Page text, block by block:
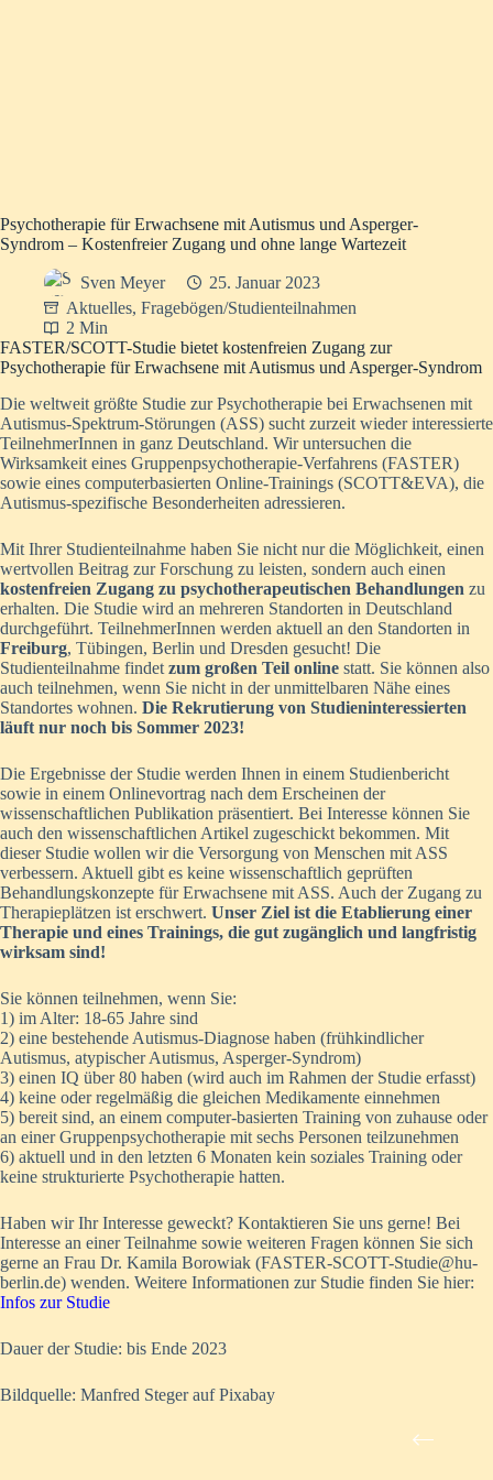
Psychotherapie für Erwachsene mit Autismus und Asperger-
Syndrom – Kostenfreier Zugang und ohne lange Wartezeit
Sven Meyer
25. Januar 2023
Aktuelles, Fragebögen/Studienteilnahmen
2 Min
FASTER/SCOTT-Studie bietet kostenfreien Zugang zur
Psychotherapie für Erwachsene mit Autismus und Asperger-Syndrom
Die weltweit größte Studie zur Psychotherapie bei Erwachsenen mit
Autismus-Spektrum-Störungen (ASS) sucht zurzeit wieder interessierte
TeilnehmerInnen in ganz Deutschland. Wir untersuchen die
Wirksamkeit eines Gruppenpsychotherapie-Verfahrens (FASTER)
sowie eines computerbasierten Online-Trainings (SCOTT&EVA), die
Autismus-spezifische Besonderheiten adressieren.
Mit Ihrer Studienteilnahme haben Sie nicht nur die Möglichkeit, einen
wertvollen Beitrag zur Forschung zu leisten, sondern auch einen
kostenfreien Zugang zu psychotherapeutischen Behandlungen zu
erhalten. Die Studie wird an mehreren Standorten in Deutschland
durchgeführt. TeilnehmerInnen werden aktuell an den Standorten in
Freiburg, Tübingen, Berlin und Dresden gesucht! Die
Studienteilnahme findet zum großen Teil online statt. Sie können also
auch teilnehmen, wenn Sie nicht in der unmittelbaren Nähe eines
Standortes wohnen. Die Rekrutierung von Studieninteressierten
läuft nur noch bis Sommer 2023!
Die Ergebnisse der Studie werden Ihnen in einem Studienbericht
sowie in einem Onlinevortrag nach dem Erscheinen der
wissenschaftlichen Publikation präsentiert. Bei Interesse können Sie
auch den wissenschaftlichen Artikel zugeschickt bekommen. Mit
dieser Studie wollen wir die Versorgung von Menschen mit ASS
verbessern. Aktuell gibt es keine wissenschaftlich geprüften
Behandlungskonzepte für Erwachsene mit ASS. Auch der Zugang zu
Therapieplätzen ist erschwert. Unser Ziel ist die Etablierung einer
Therapie und eines Trainings, die gut zugänglich und langfristig
wirksam sind!
Sie können teilnehmen, wenn Sie:
1) im Alter: 18-65 Jahre sind
2) eine bestehende Autismus-Diagnose haben (frühkindlicher
Autismus, atypischer Autismus, Asperger-Syndrom)
3) einen IQ über 80 haben (wird auch im Rahmen der Studie erfasst)
4) keine oder regelmäßig die gleichen Medikamente einnehmen
5) bereit sind, an einem computer-basierten Training von zuhause oder
an einer Gruppenpsychotherapie mit sechs Personen teilzunehmen
6) aktuell und in den letzten 6 Monaten kein soziales Training oder
keine strukturierte Psychotherapie hatten.
Haben wir Ihr Interesse geweckt? Kontaktieren Sie uns gerne! Bei
Interesse an einer Teilnahme sowie weiteren Fragen können Sie sich
gerne an Frau Dr. Kamila Borowiak (FASTER-SCOTT-Studie@hu-
berlin.de) wenden. Weitere Informationen zur Studie finden Sie hier:
Infos zur Studie
Dauer der Studie: bis Ende 2023
Bildquelle: Manfred Steger auf Pixabay